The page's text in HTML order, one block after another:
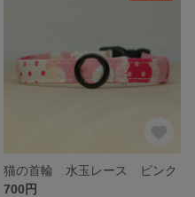
猫の首輪 水玉レース ピンク
700円